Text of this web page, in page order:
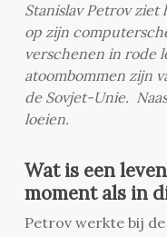
Stanislav Petrov
op zijn
verschenen in rode
atoombommen zijn
de Sovjet-Unie.
loeien.
Wat is een
moment als in
Petrov werkte bij